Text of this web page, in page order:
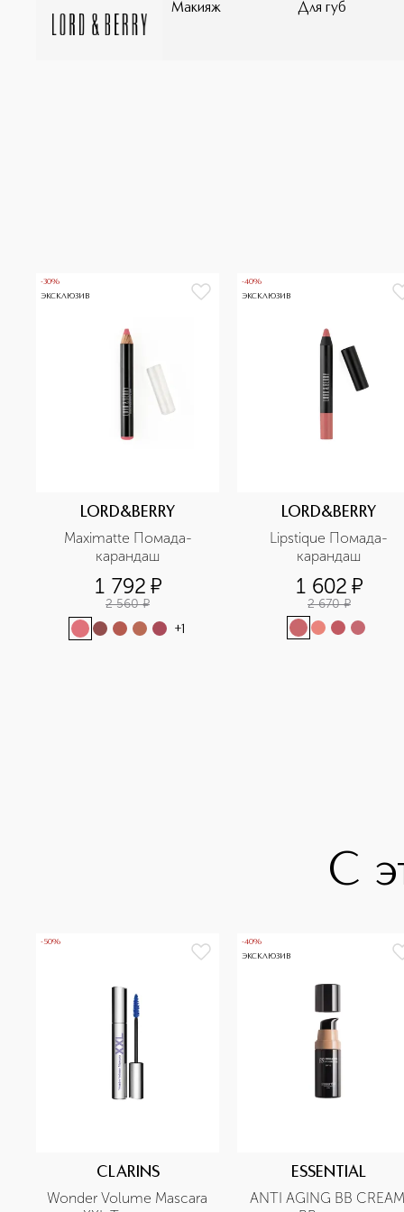
Макияж Для губ
-30%
ЭКСКЛЮЗИВ
LORD&BERRY
Maximatte Помада-
карандаш
1 792 ¤
2 560 ¤
+1
-40%
ЭКСКЛЮЗИВ
LORD&BERRY
Lipstique Помада-
карандаш
1 602 ¤
2 670 ¤
С
-50%
CLARINS
Wonder Volume Mascara
-40%
ЭКСКЛЮЗИВ
ESSENTIAL
ANTI AGING BB CREAM